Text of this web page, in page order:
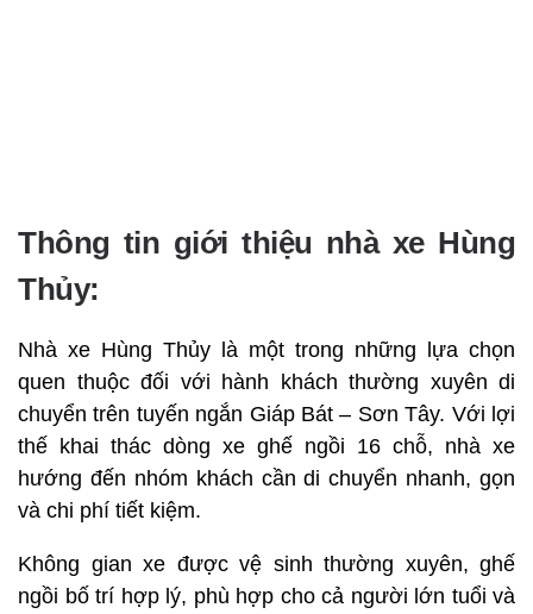
Thông tin giới thiệu nhà xe Hùng
Thủy:
Nhà xe Hùng Thủy là một trong những lựa chọn
quen thuộc đối với hành khách thường xuyên di
chuyển trên tuyến ngắn Giáp Bát – Sơn Tây. Với lợi
thế khai thác dòng xe ghế ngồi 16 chỗ, nhà xe
hướng đến nhóm khách cần di chuyển nhanh, gọn
và chi phí tiết kiệm.
Không gian xe được vệ sinh thường xuyên, ghế
ngồi bố trí hợp lý, phù hợp cho cả người lớn tuổi và